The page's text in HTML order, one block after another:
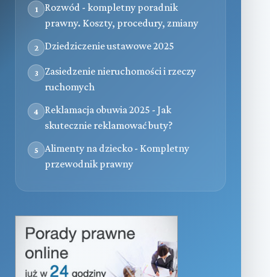
1
Rozwód - kompletny poradnik
prawny. Koszty, procedury, zmiany
2 Dziedziczenie ustawowe 2025
3
Zasiedzenie nieruchomości i rzeczy
ruchomych
4
Reklamacja obuwia 2025 - Jak
skutecznie reklamować buty?
5
Alimenty na dziecko - Kompletny
przewodnik prawny